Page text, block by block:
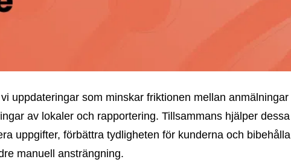
av lokaler och rapportering. Tillsammans hjälper dessa
uppgifter, förbättra tydligheten för kunderna och bibehålla
manuell ansträngning.